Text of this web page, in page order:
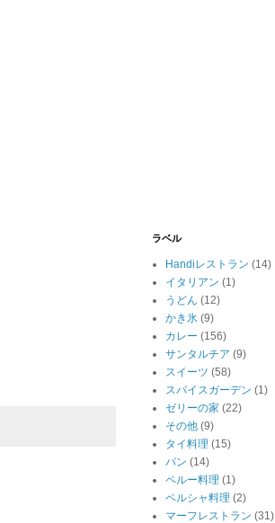
ラベル
Handiレストラン (14)
イタリアン (1)
うどん (12)
かき氷 (9)
カレー (156)
サンタルチア (9)
スイーツ (58)
スパイスガーデン (1)
ゼリーの家 (22)
その他 (9)
タイ料理 (15)
パン (14)
ペルー料理 (1)
ペルシャ料理 (2)
マーフレストラン (31)